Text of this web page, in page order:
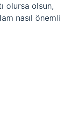
olursa olsun,
nasıl önemli